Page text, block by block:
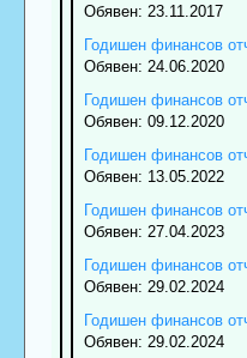
Обявен: 23.11.2017
Годишен финансов
Обявен: 24.06.2020
Годишен финансов
Обявен: 09.12.2020
Годишен финансов
Обявен: 13.05.2022
Годишен финансов
Обявен: 27.04.2023
Годишен финансов
Обявен: 29.02.2024
Годишен финансов
Обявен: 29.02.2024